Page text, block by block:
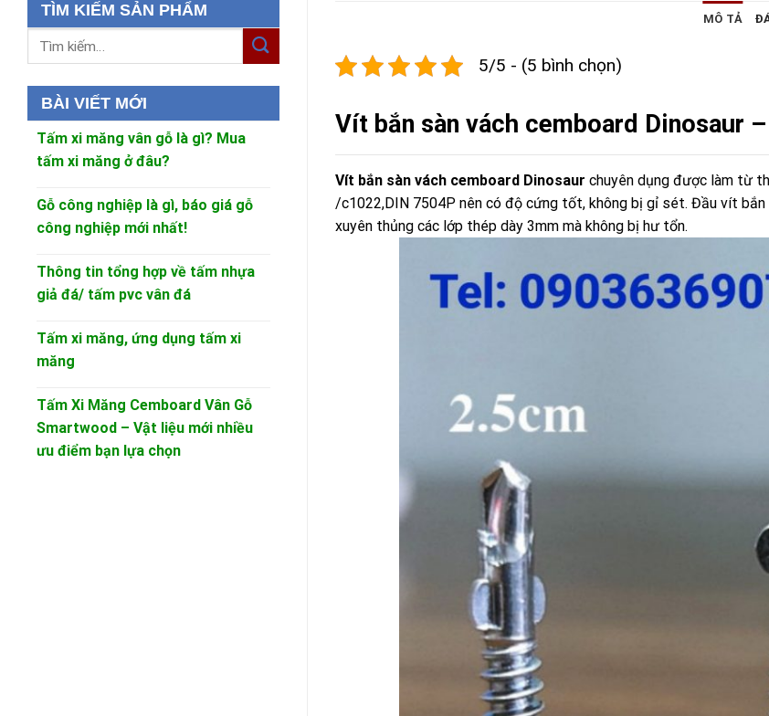
TÌM KIẾM SẢN PHẨM
Tìm
BÀI VIẾT MỚI
Tấm xi măng vân gỗ là gì? Mua
tấm xi măng ở đâu?
Gỗ công nghiệp là gì, báo giá gỗ
công nghiệp mới nhất!
Thông tin tổng hợp về tấm nhựa
giả đá/ tấm pvc vân đá
Tấm xi măng, ứng dụng tấm xi
măng
Tấm Xi Măng Cemboard Vân Gỗ
Smartwood – Vật liệu mới nhiều
ưu điểm bạn lựa chọn
MÔ TẢ
5/5 - (5 bình chọn)
Vít bắn sàn vách cemboard Dinosaur
Vít bắn sàn vách cemboard Dinosaur chuyên dụng được làm từ
/c1022,DIN 7504P nên có độ cứng tốt, không bị gỉ sét. Đầu vít
xuyên thủng các lớp thép dày 3mm mà không bị hư tổn.